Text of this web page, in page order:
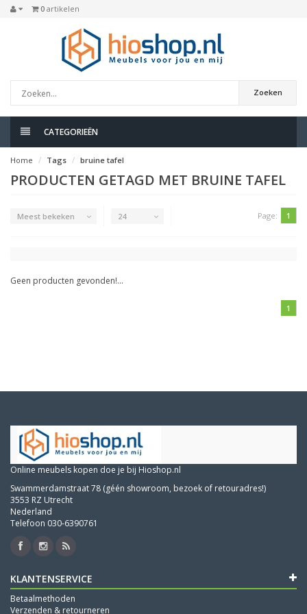
0 artikelen
Zoeken
CATEGORIEËN
Home Tags bruine tafel
PRODUCTEN GETAGD MET BRUINE TAFEL
Meest bekeken 24 Page: 1
Geen producten gevonden!...
1
Online meubels kopen doe je bij Hioshop.nl
Swammerdamstraat 78 (géén showroom, bezoek of retouradres!)
3553 RZ Utrecht
Nederland
Telefoon 030-6390761
KLANTENSERVICE
Betaalmethoden
Verzenden & retourneren